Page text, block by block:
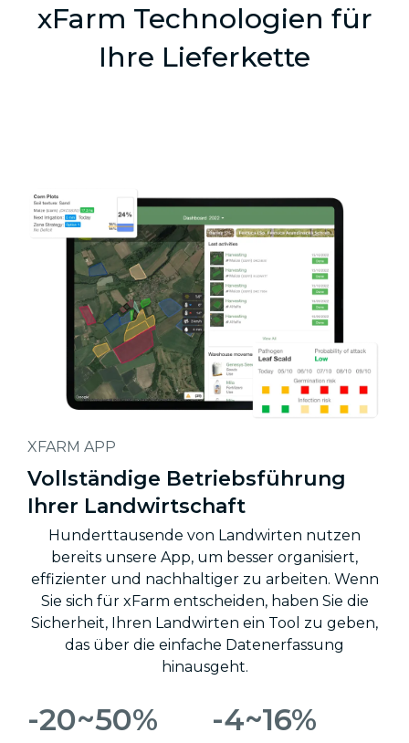
xFarm Technologien für
Ihre Lieferkette
XFARM APP
Vollständige Betriebsführung
Ihrer Landwirtschaft
Hunderttausende von Landwirten nutzen
bereits unsere App, um besser organisiert,
effizienter und nachhaltiger zu arbeiten. Wenn
Sie sich für xFarm entscheiden, haben Sie die
Sicherheit, Ihren Landwirten ein Tool zu geben,
das über die einfache Datenerfassung
hinausgeht.
-20~50% -4~16%